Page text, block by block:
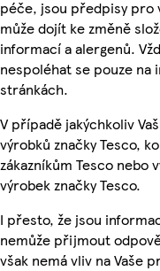
péče, jsou předpisy pro
může dojít ke změně
informací a alergenů.
nespoléhat se pouze
stránkách.
V případě jakýchkoliv
výrobků značky Tesco,
zákazníkům Tesco nebo
výrobek značky Tesco.
I přesto, že jsou
nemůže přijmout
však nemá vliv na Vaše